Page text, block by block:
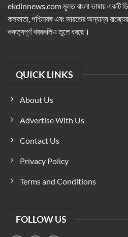
ekdinnews.com মূলত বাংলা ভাষায় একটি
কলকাতা, পশ্চিমবঙ্গ এবং ভারতের অন্যান্য
গুরুত্বপূর্ণ খবরগুলিও তুলে ধরছে।
QUICK LINKS
About Us
Advertise With Us
Contact Us
Privacy Policy
Terms and Conditions
FOLLOW US